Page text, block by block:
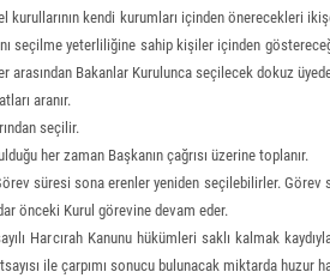
kurullarının kendi kurumları içinden önerecekleri
seçilme yeterliliğine sahip kişiler içinden
arasından Bakanlar Kurulunca seçilecek dokuz
aranır.
seçilir.
her zaman Başkanın çağrısı üzerine toplanır.
süresi sona erenler yeniden seçilebilirler.
önceki Kurul görevine devam eder.
Harcırah Kanunu hükümleri saklı kalmak
ile çarpımı sonucu bulunacak miktarda